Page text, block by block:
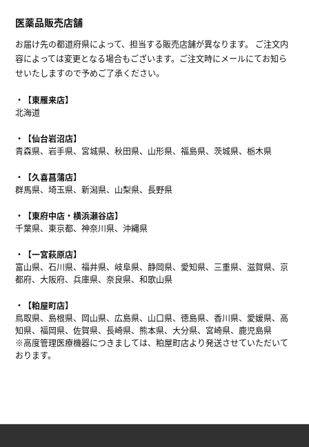
医薬品販売店舗
お届け先の都道府県によって、担当する販売店舗が異なります。 ご注文内
容によっては変更となる場合もございます。ご注文時にメールにてお知ら
せいたしますので予めご了承ください。
【東雁来店】
北海道
【仙台岩沼店】
青森県、岩手県、宮城県、秋田県、山形県、福島県、茨城県、栃木県
【久喜菖蒲店】
群馬県、埼玉県、新潟県、山梨県、長野県
【東府中店・横浜瀬谷店】
千葉県、東京都、神奈川県、沖縄県
【一宮萩原店】
富山県、石川県、福井県、岐阜県、静岡県、愛知県、三重県、滋賀県、京
都府、大阪府、兵庫県、奈良県、和歌山県
【粕屋町店】
鳥取県、島根県、岡山県、広島県、山口県、徳島県、香川県、愛媛県、高
知県、福岡県、佐賀県、長崎県、熊本県、大分県、宮崎県、鹿児島県
※高度管理医療機器につきましては、粕屋町店より発送させていただいて
おります。